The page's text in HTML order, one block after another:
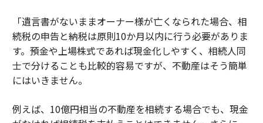
「遺言書がないままオーナー様が亡くなられた場合、相
続税の申告と納税は原則10か月以内に行う必要がありま
す。預金や上場株式であれば現金化しやすく、相続人同
士で分けることも比較的容易ですが、不動産はそう簡単
にはいきません。
例えば、10億円相当の不動産を相続する場合でも、現金